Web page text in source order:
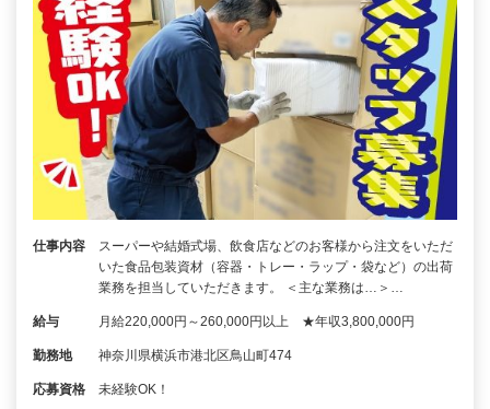
仕事内容
スーパーや結婚式場、飲食店などのお客様から注文をいただ
いた食品包装資材（容器・トレー・ラップ・袋など）の出荷
業務を担当していただきます。 ＜主な業務は…＞…
給与 月給220,000円～260,000円以上 ★年収3,800,000円
勤務地 神奈川県横浜市港北区鳥山町474
応募資格 未経験OK！